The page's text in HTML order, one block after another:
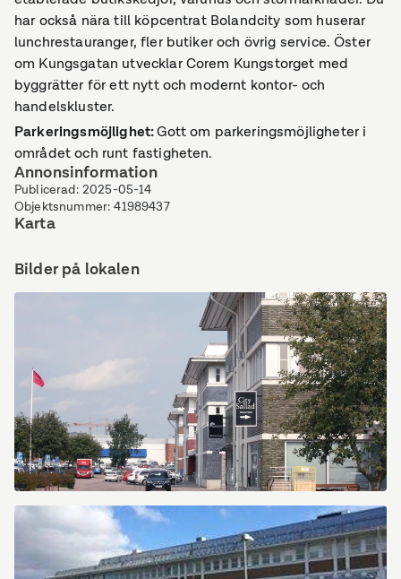
har också nära till köpcentrat Bolandcity som huserar
lunchrestauranger, fler butiker och övrig service. Öster
om Kungsgatan utvecklar Corem Kungstorget med
byggrätter för ett nytt och modernt kontor- och
handelskluster.
Parkeringsmöjlighet:Gott om parkeringsmöjligheter i
området och runt fastigheten.
Annonsinformation
Publicerad: 2025-05-14
Objektsnummer:41989437
Karta
Bilder på lokalen
IMG_5223_Limebilder.jpg